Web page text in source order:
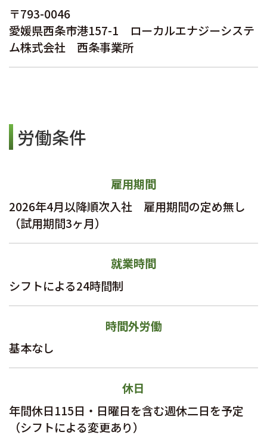
〒793-0046
愛媛県西条市港157-1 ローカルエナジーシステ
ム株式会社 西条事業所
労働条件
雇用期間
2026年4月以降順次入社 雇用期間の定め無し
（試用期間3ヶ月）
就業時間
シフトによる24時間制
時間外労働
基本なし
休日
年間休日115日・日曜日を含む週休二日を予定
（シフトによる変更あり）